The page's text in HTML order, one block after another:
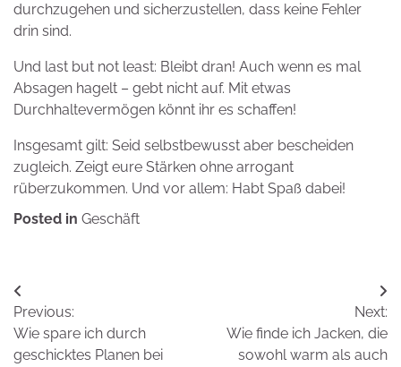
durchzugehen und sicherzustellen, dass keine Fehler
drin sind.
Und last but not least: Bleibt dran! Auch wenn es mal
Absagen hagelt – gebt nicht auf. Mit etwas
Durchhaltevermögen könnt ihr es schaffen!
Insgesamt gilt: Seid selbstbewusst aber bescheiden
zugleich. Zeigt eure Stärken ohne arrogant
rüberzukommen. Und vor allem: Habt Spaß dabei!
Posted in Geschäft
Beitrags-
Navigation
Previous:
Wie spare ich durch
geschicktes Planen bei
Next:
Wie finde ich Jacken, die
sowohl warm als auch